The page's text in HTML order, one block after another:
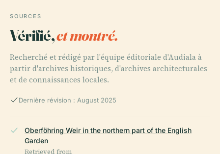
SOURCES
Vérifié,et montré.
Recherché et rédigé par l'équipe éditoriale d'Audiala à
partir d'archives historiques, d'archives architecturales
et de connaissances locales.
Dernière révision : August 2025
Oberföhring Weir in the northern part of the English
Garden
Retrieved from